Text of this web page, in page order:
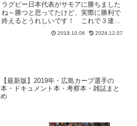
ラグビー日本代表がサモアに勝ちました
ね～勝つと思ってたけど、実際に勝利で
終えるとうれしいです！ これで３連
勝、グループリーグ突破が現実的になっ
てきました。最優秀選手は、レメキ・ロ
2019.10.06 2024.12.07
【最新版】2019年・広島カープ選手の
本・ドキュメント本・考察本・雑誌まと
め